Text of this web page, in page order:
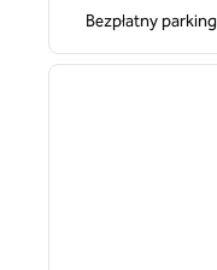
Bezpłatny parking
1 z 6